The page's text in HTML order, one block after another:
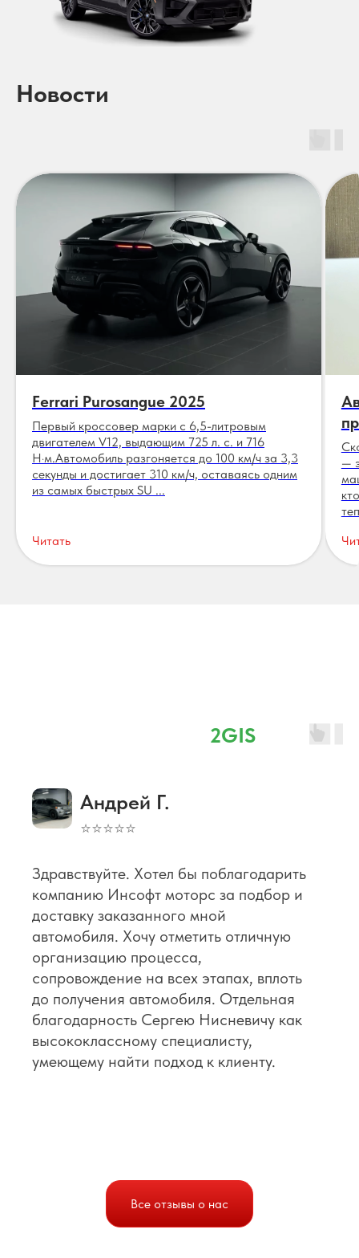
Новости
Ferrari Purosangue 2025
Первый кроссовер марки с 6,5-литровым
двигателем V12, выдающим 725 л. с. и 716
Н·м.Автомобиль разгоняется до 100 км/ч за 3,3
секунды и достигает 310 км/ч, оставаясь одним
из самых быстрых SU ...
Читать
—
2GIS
Андрей Г.
⭐⭐⭐⭐⭐
Здравствуйте. Хотел бы поблагодарить
компанию Инсофт моторс за подбор и
доставку заказанного мной
автомобиля. Хочу отметить отличную
организацию процесса,
сопровождение на всех этапах, вплоть
до получения автомобиля. Отдельная
благодарность Сергею Нисневичу как
высококлассному специалисту,
умеющему найти подход к клиенту.
Все отзывы о нас